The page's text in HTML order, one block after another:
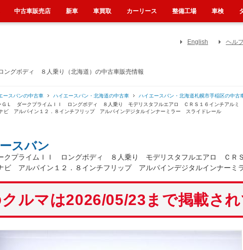
グボディ ８人乗り（北海道）の中古車販売情報
English ヘル
ースバンの中古車 ハイエースバン・北海道の中古車
ハイエースバン・北海道札幌市手稲区の中古
ＧＬ ダークプライムＩＩ ロングボディ ８人乗り モデリスタフルエアロ ＣＲＳ１６インチアルミ
ビ アルパイン１２．８インチフリップ アルパインデジタルインナーミラー スライドレール
スバン
クプライムＩＩ ロングボディ ８人乗り モデリスタフルエアロ ＣＲ
ビ アルパイン１２．８インチフリップ アルパインデジタルインナーミ
ルマは2026/05/23まで掲載さ
中古車販売店 新車 車買取 カーリース 整備工場 車検